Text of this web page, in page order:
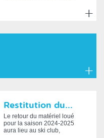
savoir
Restitution du...
Le retour du matériel loué
pour la saison 2024-2025
aura lieu au ski club,